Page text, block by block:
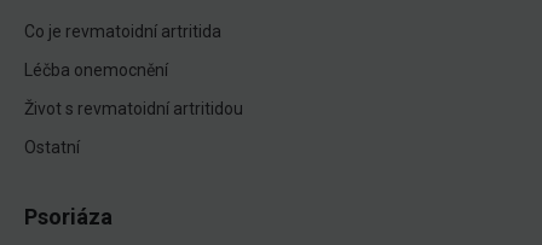
Co je revmatoidní artritida
Léčba onemocnění
Život s revmatoidní artritidou
Ostatní
Psoriáza